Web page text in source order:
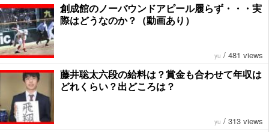
創成館のノーバウンドアピール履らず・・・実
際はどうなのか？（動画あり）
yu / 481 views
藤井聡太六段の給料は？賞金も合わせて年収は
どれくらい？出どころは？
yu / 313 views